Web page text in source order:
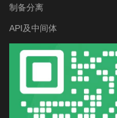
制备分离
API及中间体